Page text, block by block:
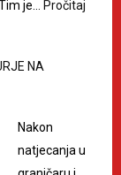
je… Pročitaj
NA
Nakon
natjecanja u